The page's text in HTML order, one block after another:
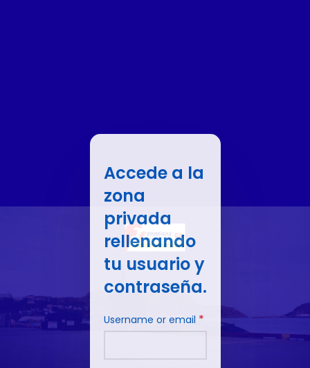
Accede a la
zona
privada
rellenando
tu usuario y
contraseña.
Username or email *